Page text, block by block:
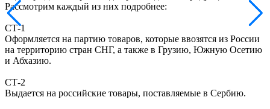
Рассмотрим каждый из них подробнее:
СТ-1
Оформляется на партию товаров, которые ввозятся из России
на территорию стран СНГ, а также в Грузию, Южную Осетию
и Абхазию.
СТ-2
Выдается на российские товары, поставляемые в Сербию.